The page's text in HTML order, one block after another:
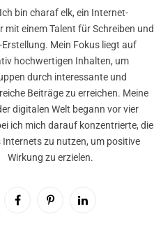
bin charaf elk, ein Internet-
mit einem Talent für Schreiben und
Mein Fokus liegt auf
hochwertigen Inhalten, um
durch interessante und
Beiträge zu erreichen. Meine
digitalen Welt begann vor vier
ich mich darauf konzentrierte, die
Internets zu nutzen, um positive
Wirkung zu erzielen.
FacebookPinterestLinkedIn